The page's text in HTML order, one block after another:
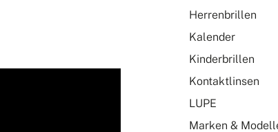
Herrenbrillen
Kalender
Kinderbrillen
Kontaktlinsen
LUPE
Marken &